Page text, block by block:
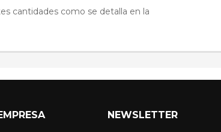
cantidades como se detalla en la
NEWSLETTER